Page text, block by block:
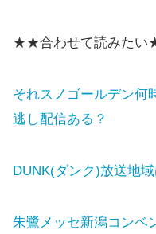
★★合わせて読みた
それスノゴールデン何
逃し配信ある？
DUNK(ダンク)放送地
朱鷺メッセ新潟コンベ